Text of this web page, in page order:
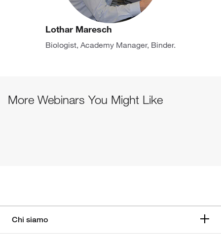
Lothar Maresch
Biologist, Academy Manager, Binder.
More Webinars You Might Like
Chi siamo